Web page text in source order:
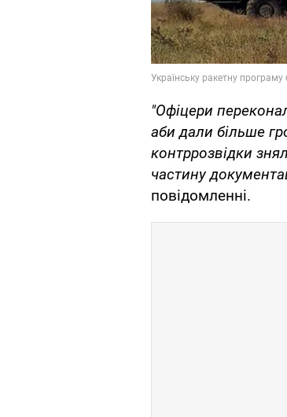
"Офіцери
аби дали більше
контррозвідки
частину
повідомленні.